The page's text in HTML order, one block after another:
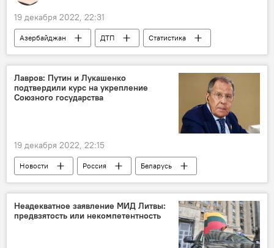
19 декабря 2022, 22:31
Азербайджан ДТП
Статистика
МВД
Коррупция
Лавров: Путин и Лукашенко
подтвердили курс на укрепление
Союзного государства
19 декабря 2022, 22:15
Новости Россия
Беларусь
Сергей Лавров
Владимир Путин
Лукашенко
Неадекватное заявление МИД Литвы:
предвзятость или некомпетентность